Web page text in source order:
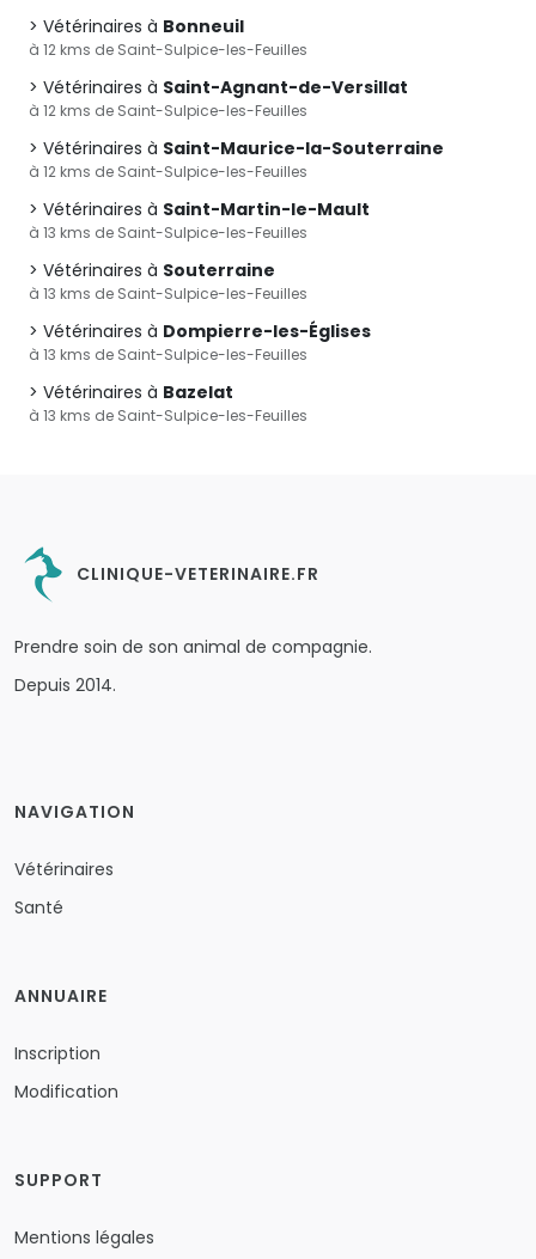
Vétérinaires à Bonneuil
à 12 kms de Saint-Sulpice-les-Feuilles
Vétérinaires à Saint-Agnant-de-Versillat
à 12 kms de Saint-Sulpice-les-Feuilles
Vétérinaires à Saint-Maurice-la-Souterraine
à 12 kms de Saint-Sulpice-les-Feuilles
Vétérinaires à Saint-Martin-le-Mault
à 13 kms de Saint-Sulpice-les-Feuilles
Vétérinaires à Souterraine
à 13 kms de Saint-Sulpice-les-Feuilles
Vétérinaires à Dompierre-les-Églises
à 13 kms de Saint-Sulpice-les-Feuilles
Vétérinaires à Bazelat
à 13 kms de Saint-Sulpice-les-Feuilles
CLINIQUE-VETERINAIRE.FR
Prendre soin de son animal de compagnie.
Depuis 2014.
NAVIGATION
Vétérinaires
Santé
ANNUAIRE
Inscription
Modification
SUPPORT
Mentions légales